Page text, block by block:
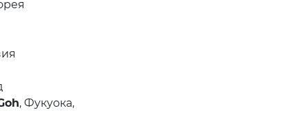
, Фукуока,